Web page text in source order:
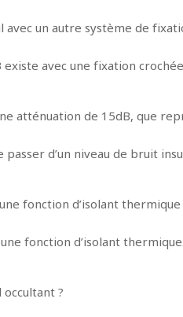
un autre système de
avec une fixation
atténuation de 15dB, que
d’un niveau de bruit
fonction d’isolant thermique
fonction d’isolant
?